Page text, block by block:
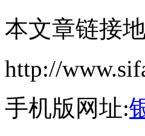
本文章链接
http://
手机版网址: